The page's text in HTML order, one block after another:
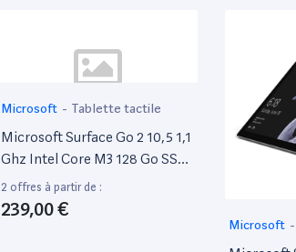
Microsoft - Tablette tactile
Microsoft Surface Go 2 10,5 1,1
Ghz Intel Core M3 128 Go SSD
[WiFi] Argent
2 offres à partir de :
239,00 €
Microsoft -